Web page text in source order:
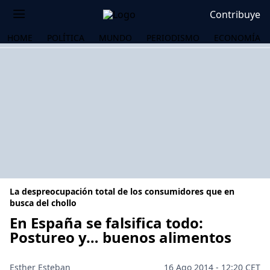
Contribuye
HOME POLÍTICA MUNDO PERIODISMO ECONOMÍA
La despreocupación total de los consumidores que en
busca del chollo
En España se falsifica todo:
Postureo y… buenos alimentos
Esther Esteban
16 Ago 2014 - 12:20 CET